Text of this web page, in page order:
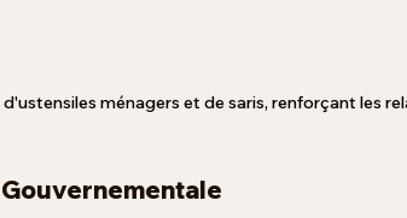
ménagers et de saris, renforçant les